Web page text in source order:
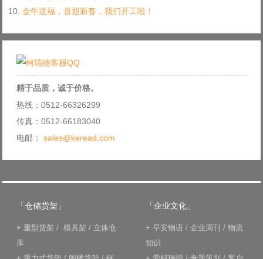
金牛送福，喜迎新春，我们开工啦！
精于品质，诚于价格。
热线：0512-66326299
传真：0512-66183040
电邮： sales@keread.com
「仓储货架」
+ 重型货架 / 模具架 / 立体仓
库
「企业文化」
+ 早安物语 / 企业周刊 / 物流
知识